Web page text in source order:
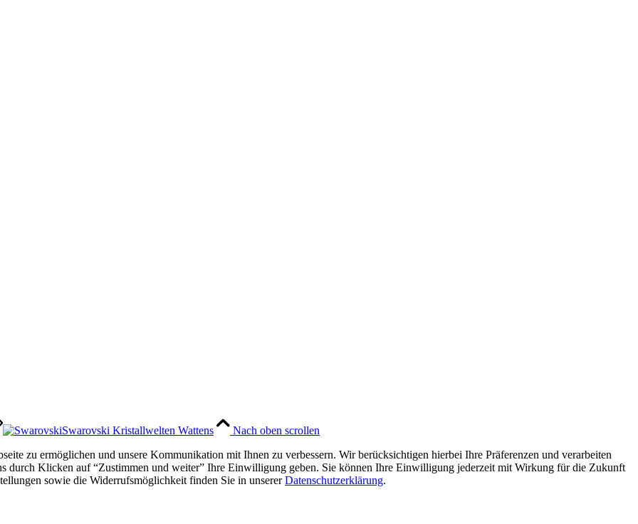
Swarovski Kristallwelten Wattens
Nach oben scrollen
zu ermöglichen und unsere Kommunikation mit Ihnen zu verbessern. Wir berücksichtigen hierbei Ihre Präferenzen und verarbeiten
durch Klicken auf “Zustimmen und weiter” Ihre Einwilligung geben. Sie können Ihre Einwilligung jederzeit mit Wirkung für die Zukunft
sowie die Widerrufsmöglichkeit finden Sie in unsererDatenschutzerklärung.